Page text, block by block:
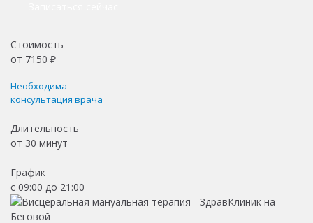
Стоимость
от 7150 ₽
Необходима
консультация врача
Длительность
от 30 минут
График
с 09:00 до 21:00